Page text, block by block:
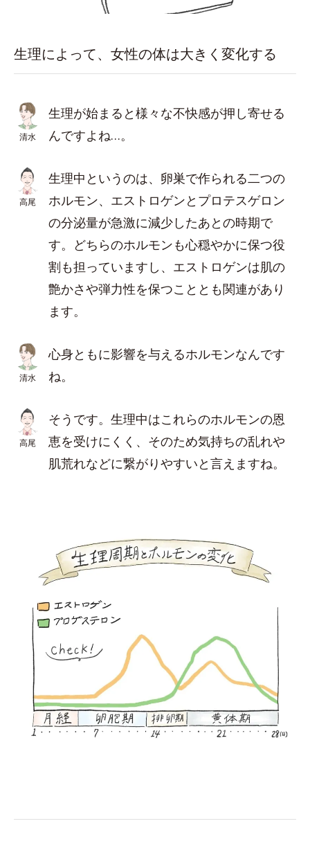
生理によって、女性の体は大きく変化する
清水
生理が始まると様々な不快感が押し寄せる
んですよね…。
高尾
生理中というのは、卵巣で作られる二つの
ホルモン、エストロゲンとプロテスゲロン
の分泌量が急激に減少したあとの時期で
す。どちらのホルモンも心穏やかに保つ役
割も担っていますし、エストロゲンは肌の
艶かさや弾力性を保つこととも関連があり
ます。
清水
心身ともに影響を与えるホルモンなんです
ね。
高尾
そうです。生理中はこれらのホルモンの恩
恵を受けにくく、そのため気持ちの乱れや
肌荒れなどに繋がりやすいと言えますね。